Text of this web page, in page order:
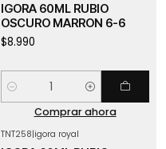
IGORA 60ML RUBIO
OSCURO MARRON 6-6
$8.990
Cantidad
Comprar ahora
TNT258|igora royal